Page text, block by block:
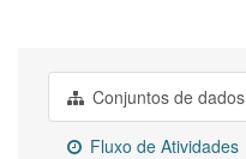
Conjuntos de dados
Fluxo de Atividades